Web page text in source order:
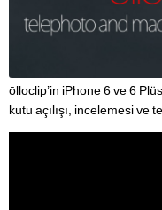
ōlloclip’in iPhone 6 ve 6
kutu açılışı, incelemesi ve